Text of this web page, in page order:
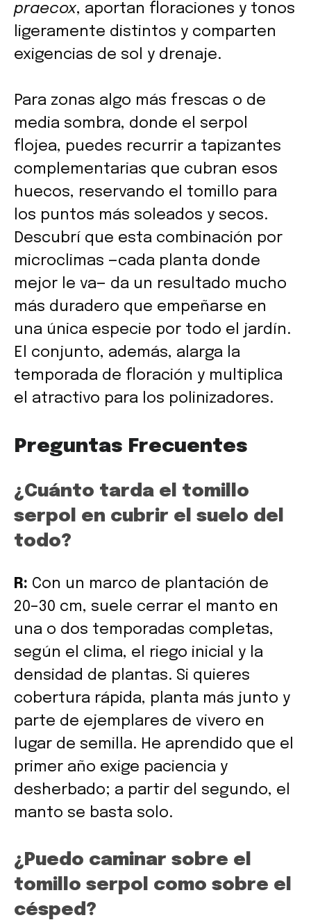
praecox, aportan floraciones y tonos
ligeramente distintos y comparten
exigencias de sol y drenaje.
Para zonas algo más frescas o de
media sombra, donde el serpol
flojea, puedes recurrir a tapizantes
complementarias que cubran esos
huecos, reservando el tomillo para
los puntos más soleados y secos.
Descubrí que esta combinación por
microclimas —cada planta donde
mejor le va— da un resultado mucho
más duradero que empeñarse en
una única especie por todo el jardín.
El conjunto, además, alarga la
temporada de floración y multiplica
el atractivo para los polinizadores.
Preguntas Frecuentes
¿Cuánto tarda el tomillo
serpol en cubrir el suelo del
todo?
R: Con un marco de plantación de
20–30 cm, suele cerrar el manto en
una o dos temporadas completas,
según el clima, el riego inicial y la
densidad de plantas. Si quieres
cobertura rápida, planta más junto y
parte de ejemplares de vivero en
lugar de semilla. He aprendido que el
primer año exige paciencia y
desherbado; a partir del segundo, el
manto se basta solo.
¿Puedo caminar sobre el
tomillo serpol como sobre el
césped?